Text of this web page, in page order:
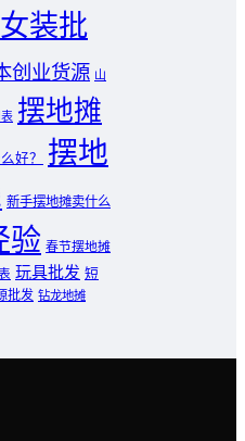
女装批
创业货源 山
摆地摊
好？
摆地
新手摆地摊卖什么
验 春节摆地摊
玩具批发 短
批发 钻龙地摊